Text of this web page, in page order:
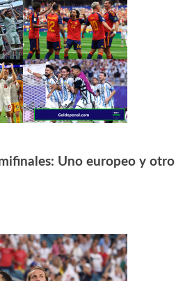
Uno europeo y otro